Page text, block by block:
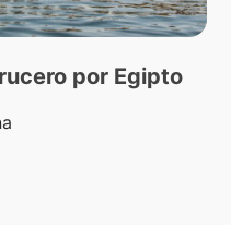
por Egipto